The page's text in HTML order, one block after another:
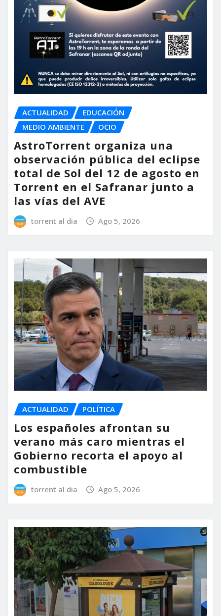
ACTUALIDAD
EDUCACIÓN
MEDIO AMBIENTE
OCIO
AstroTorrent organiza una
observación pública del eclipse
total de Sol del 12 de agosto en
Torrent en el Safranar junto a
las vías del AVE
torrent al dia Ago 5, 2026
ACTUALIDAD POLÍTICA
Los españoles afrontan su
verano más caro mientras el
Gobierno recorta el apoyo al
combustible
torrent al dia Ago 5, 2026